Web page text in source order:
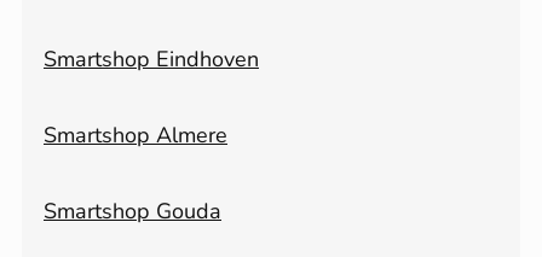
Smartshop Eindhoven
Smartshop Almere
Smartshop Gouda